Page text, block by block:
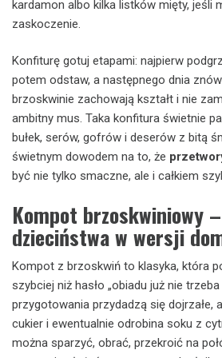
kardamon albo kilka listków mięty, jeśli
zaskoczenie.
Konfiturę gotuj etapami: najpierw
potem odstaw, a następnego dnia
brzoskwinie zachowają kształt i nie
ambitny mus. Taka konfitura świetnie
bułek, serów, gofrów i deserów z bitą
świetnym dowodem na to, że
być nie tylko smaczne, ale i całkiem
Kompot brzoskwiniowy
dzieciństwa w wersji
Kompot z brzoskwiń to klasyka, która
szybciej niż hasło „obiadu już nie
przygotowania przydadzą się dojrzałe,
cukier i ewentualnie odrobina soku z
można sparzyć, obrać, przekroić na